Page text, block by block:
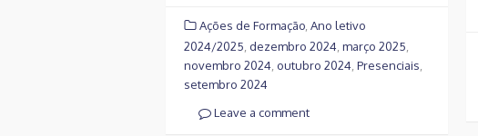
Ações de Formação Ano letivo
2024/2025, dezembro 2024, março 2025,
novembro 2024, outubro 2024, Presenciais,
setembro 2024
Leave a comment